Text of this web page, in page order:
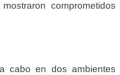
comprometidos
cabo en dos ambientes